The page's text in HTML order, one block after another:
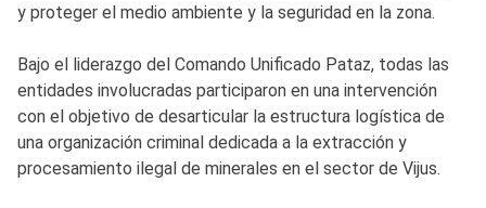
y proteger el medio ambiente y la seguridad en la zona.
Bajo el liderazgo del Comando Unificado Pataz, todas las
entidades involucradas participaron en una intervención
con el objetivo de desarticular la estructura logística de
una organización criminal dedicada a la extracción y
procesamiento ilegal de minerales en el sector de Vijus.